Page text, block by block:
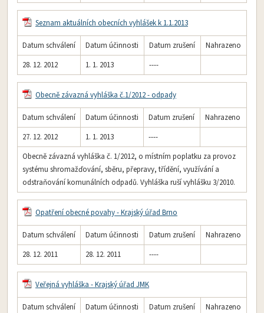
Seznam aktuálních obecních vyhlášek k 1.1.2013
Datum schválení Datum účinnosti Datum zrušení
Nahrazeno
28. 12. 2012
1. 1. 2013 ----
Obecně závazná vyhláška č.1/2012 - odpady
Datum schválení Datum účinnosti Datum zrušení
Nahrazeno
27. 12. 2012
1. 1. 2013
----
Obecně závazná vyhláška č. 1/2012, o místním poplatku za provoz
systému shromažďování, sběru, přepravy, třídění, využívání a
odstraňování komunálních odpadů. Vyhláška ruší vyhlášku 3/2010.
Opatření obecné povahy - Krajský úřad Brno
Datum schválení Datum účinnosti Datum zrušení
Nahrazeno
28. 12. 2011
28. 12. 2011 ----
Veřejná vyhláška - Krajský úřad JMK
Datum schválení Datum účinnosti Datum zrušení
Nahrazeno